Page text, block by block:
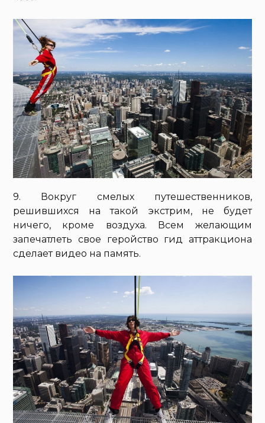
9. Вокруг смелых путешественников,
решившихся на такой экстрим, не будет
ничего, кроме воздуха. Всем желающим
запечатлеть свое геройство гид аттракциона
сделает видео на память.